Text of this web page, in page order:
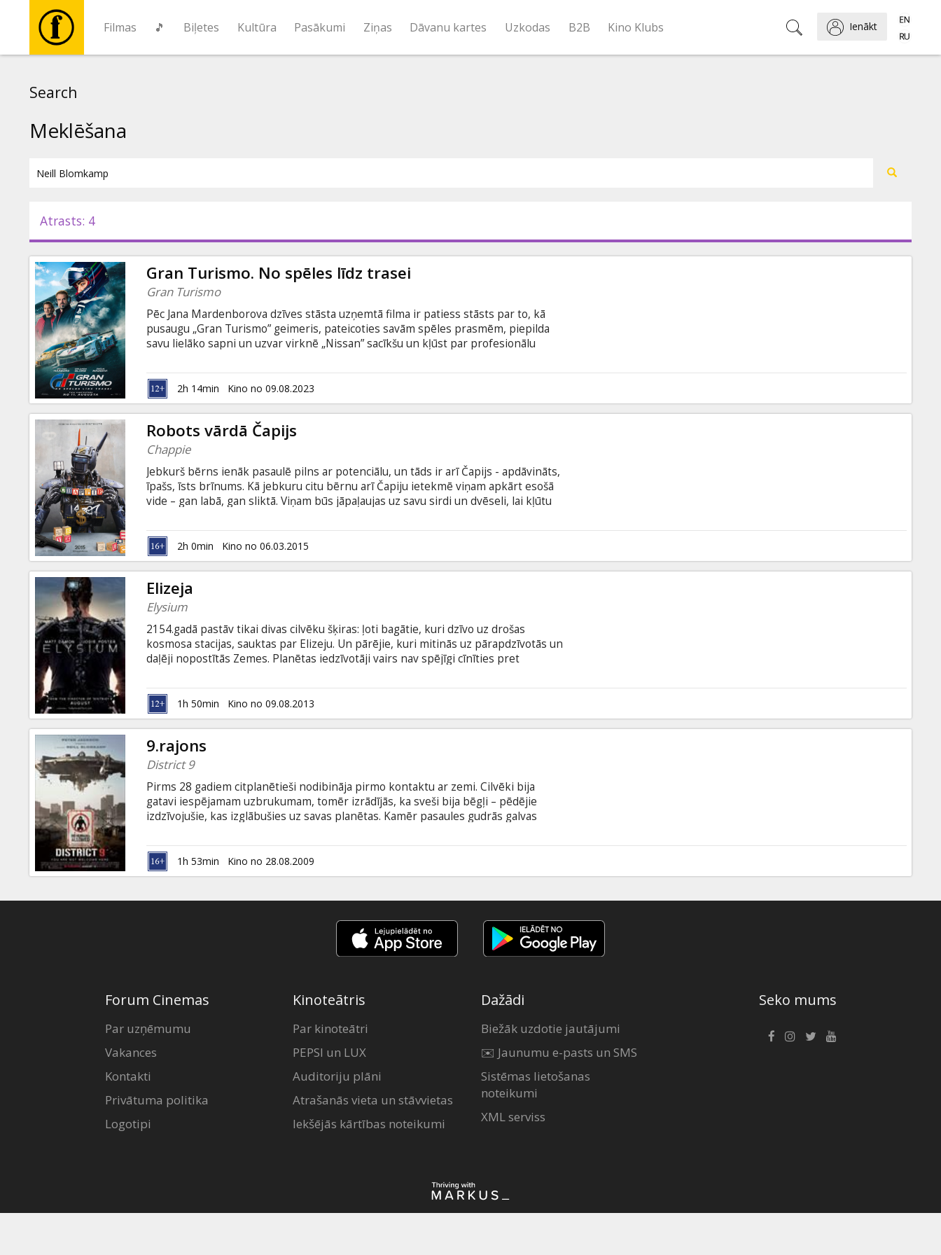
Filmas 🎵 Biļetes Kultūra Pasākumi Ziņas Dāvanu kartes Uzkodas B2B Kino Klubs Ienākt
Pasākumi
Ziņas
Dāvanu
kartes
Uzkodas
B2B
Kino
Klubs
Search
Meklēšana
Atrasts: 4
Gran Turismo. No spēles līdz trasei
Gran Turismo
Pēc Jana Mardenborova dzīves stāsta uzņemtā filma ir patiess stāsts par to, kā
pusaugu „Gran Turismo” geimeris, pateicoties savām spēles prasmēm, piepilda
savu lielāko sapni un uzvar virknē „Nissan” sacīkšu un kļūst par profesionālu
2h 14min Kino no 09.08.2023
Robots vārdā Čapijs
Chappie
Jebkurš bērns ienāk pasaulē pilns ar potenciālu, un tāds ir arī Čapijs - apdāvināts,
īpašs, īsts brīnums. Kā jebkuru citu bērnu arī Čapiju ietekmē viņam apkārt esošā
vide – gan labā, gan sliktā. Viņam būs jāpaļaujas uz savu sirdi un dvēseli, lai kļūtu
pirmais robots pasaulē, kurš spēj domāt un just kā īsts cilvēks. Viņa dzīve un
stāsts uz visiem laikiem izmainīs to, kā cilvēki uztver robotus un ko par tiem domā.
2h 0min Kino no 06.03.2015
Elizeja
Elysium
2154.gadā pastāv tikai divas cilvēku šķiras: ļoti bagātie, kuri dzīvo uz drošas
kosmosa stacijas, sauktas par Elizeju. Un pārējie, kuri mitinās uz pārapdzīvotās un
daļēji nopostītās Zemes. Planētas iedzīvotāji vairs nav spējīgi cīnīties pret
iespēja vienādot šo divu pasauļu dzīvi, un viņu sauc Makss – vienkāršs puisis,
kuram par katru cenu jānokļūst Elizejā. Kamēr viņa dzīvība karājas mata gala, viņš
uzņemas bīstamu misiju, stājoties pretī Elizejas varenajiem.
1h 50min Kino no 09.08.2013
9.rajons
District 9
Pirms 28 gadiem citplanētieši nodibināja pirmo kontaktu ar zemi. Cilvēki bija
gatavi iespējamam uzbrukumam, tomēr izrādījās, ka sveši bija bēgļi – pēdējie
izdzīvojušie, kas izglābušies uz savas planētas. Kamēr pasaules gudrās galvas
Johanesburgā viņiem īpaši izveidotā rajonā numur 9. Tomēr ar laiku svešo
pacietība sāka izsīkt, jo īpaši tad, kad cilvēki nolēma viņus izmantot sava labuma
gūšanai.
1h 53min Kino no 28.08.2009
Forum Cinemas
Par uzņēmumu
Vakances
Kontakti
Privātuma politika
Logotipi
Kinoteātris
Par kinoteātri
PEPSI un LUX
Auditoriju plāni
Atrašanās vieta un stāvvietas
Iekšējās kārtības noteikumi
Dažādi
Biežāk uzdotie jautājumi
✉️ Jaunumu e-pasts un SMS
Sistēmas lietošanas
noteikumi
XML serviss
Seko mums